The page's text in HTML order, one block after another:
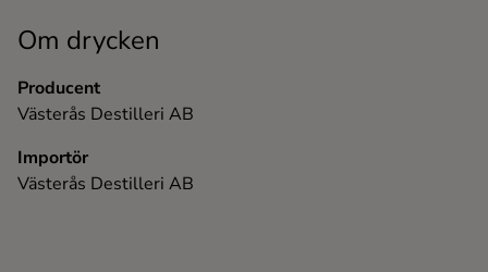
Om drycken
Producent
Västerås Destilleri AB
Importör
Västerås Destilleri AB